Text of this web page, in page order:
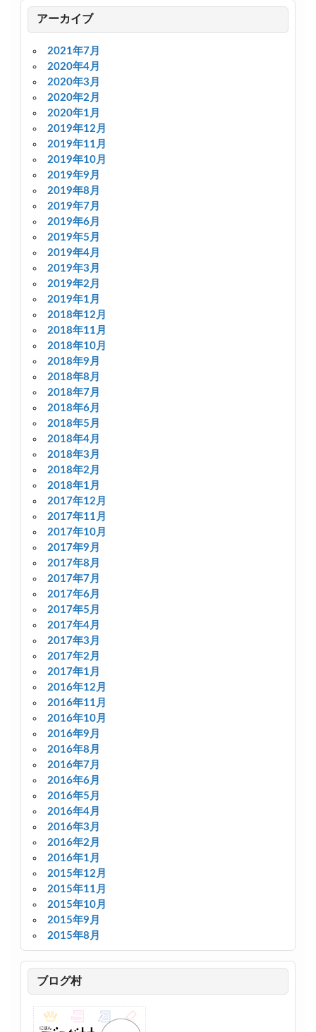
アーカイブ
2021年7月
2020年4月
2020年3月
2020年2月
2020年1月
2019年12月
2019年11月
2019年10月
2019年9月
2019年8月
2019年7月
2019年6月
2019年5月
2019年4月
2019年3月
2019年2月
2019年1月
2018年12月
2018年11月
2018年10月
2018年9月
2018年8月
2018年7月
2018年6月
2018年5月
2018年4月
2018年3月
2018年2月
2018年1月
2017年12月
2017年11月
2017年10月
2017年9月
2017年8月
2017年7月
2017年6月
2017年5月
2017年4月
2017年3月
2017年2月
2017年1月
2016年12月
2016年11月
2016年10月
2016年9月
2016年8月
2016年7月
2016年6月
2016年5月
2016年4月
2016年3月
2016年2月
2016年1月
2015年12月
2015年11月
2015年10月
2015年9月
2015年8月
ブログ村